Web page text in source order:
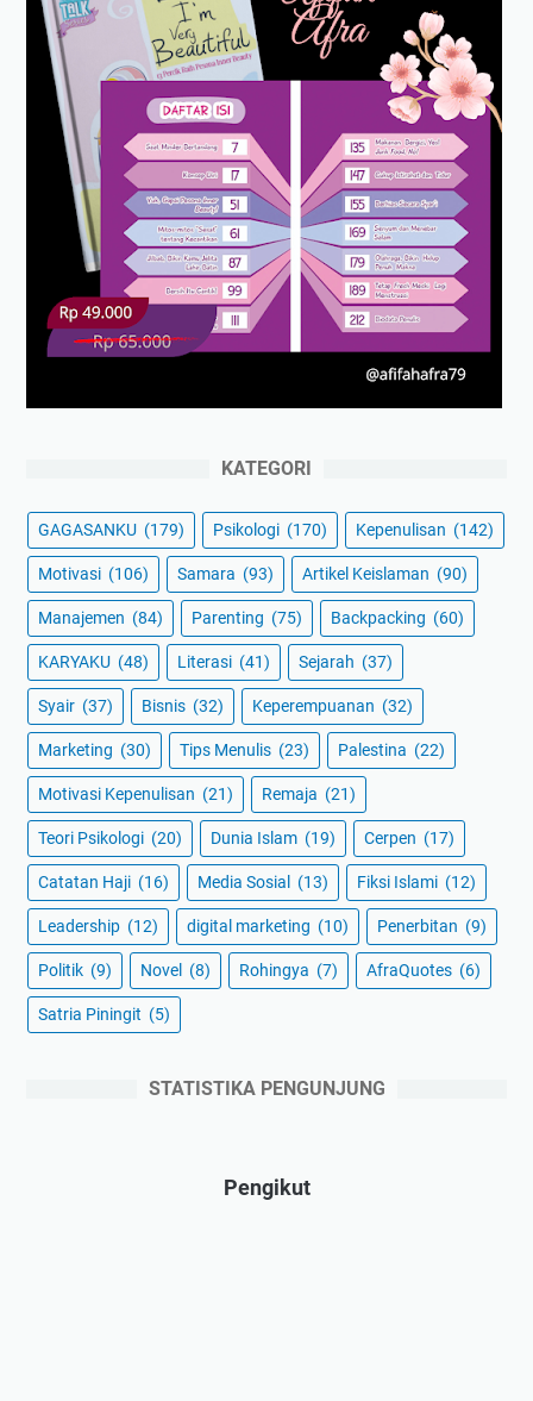
KATEGORI
GAGASANKU (179) Psikologi (170) Kepenulisan (142)
Motivasi (106) Samara (93) Artikel Keislaman (90)
Manajemen (84) Parenting (75) Backpacking (60)
KARYAKU (48) Literasi (41) Sejarah (37)
Syair (37) Bisnis (32) Keperempuanan (32)
Marketing (30) Tips Menulis (23) Palestina (22)
Motivasi Kepenulisan (21) Remaja (21)
Teori Psikologi (20) Dunia Islam (19) Cerpen (17)
Catatan Haji (16) Media Sosial (13) Fiksi Islami (12)
Leadership (12) digital marketing (10) Penerbitan (9)
Politik (9) Novel (8) Rohingya (7) AfraQuotes (6)
Satria Piningit (5)
STATISTIKA PENGUNJUNG
Pengikut